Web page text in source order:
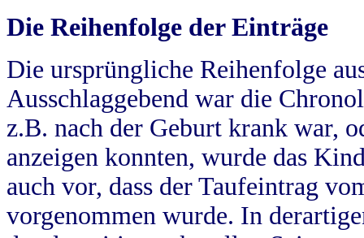
Die Reihenfolge der Einträge
Die ursprüngliche Reihenfolge
Ausschlaggebend war die
z.B. nach der Geburt krank war,
anzeigen konnten, wurde das
auch vor, dass der Taufeintrag
vorgenommen wurde. In